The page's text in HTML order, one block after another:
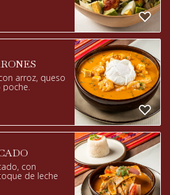
arroz, queso
poche.
con
de leche